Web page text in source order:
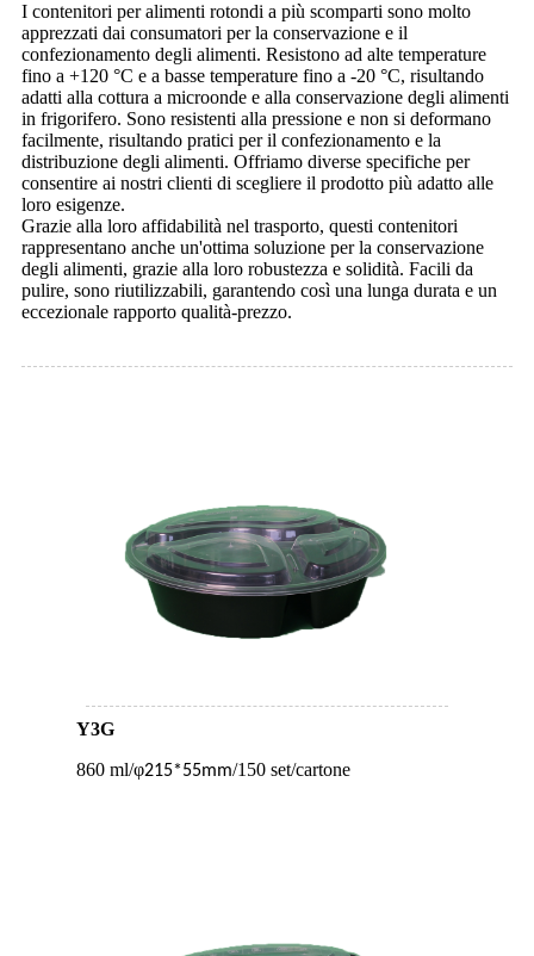
I contenitori per alimenti rotondi a più scomparti sono molto
apprezzati dai consumatori per la conservazione e il
confezionamento degli alimenti. Resistono ad alte temperature
fino a +120 °C e a basse temperature fino a -20 °C, risultando
adatti alla cottura a microonde e alla conservazione degli alimenti
in frigorifero. Sono resistenti alla pressione e non si deformano
facilmente, risultando pratici per il confezionamento e la
distribuzione degli alimenti. Offriamo diverse specifiche per
consentire ai nostri clienti di scegliere il prodotto più adatto alle
loro esigenze.
Grazie alla loro affidabilità nel trasporto, questi contenitori
rappresentano anche un'ottima soluzione per la conservazione
degli alimenti, grazie alla loro robustezza e solidità. Facili da
pulire, sono riutilizzabili, garantendo così una lunga durata e un
eccezionale rapporto qualità-prezzo.
Y3G
860 ml/φ215*55mm/150 set/cartone